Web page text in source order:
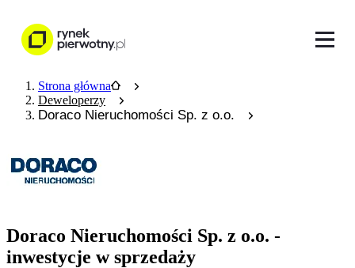
Strona główna
Deweloperzy
Doraco Nieruchomości Sp. z o.o.
Doraco Nieruchomości Sp. z o.o. -
inwestycje w sprzedaży